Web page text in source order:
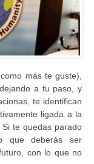
más te guste),
a tu paso, y
te identifican
ligada a la
te quedas parado
que deberás ser
con lo que no